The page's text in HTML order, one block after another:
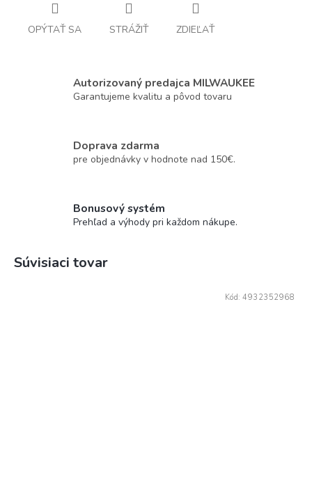
OPÝTAŤ SA STRÁŽIŤ ZDIEĽAŤ
Autorizovaný predajca MILWAUKEE
Garantujeme kvalitu a pôvod tovaru
Doprava zdarma
pre objednávky v hodnote nad 150€.
Bonusový systém
Prehľad a výhody pri každom nákupe.
Súvisiaci tovar
Kód: 4932352968